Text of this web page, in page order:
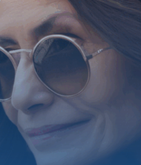
19 juin 2026